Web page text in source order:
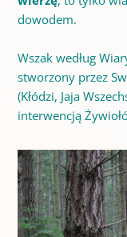
dowodem.
Wszak według
stworzony przez
(Kłódzi, Jaja
interwencją